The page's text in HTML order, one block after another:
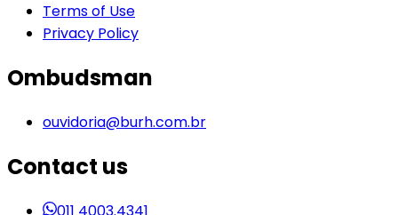
Terms of Use
Privacy Policy
Ombudsman
ouvidoria@burh.com.br
Contact us